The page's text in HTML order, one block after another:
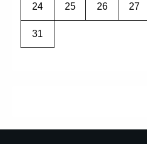
24 25 26 27
31